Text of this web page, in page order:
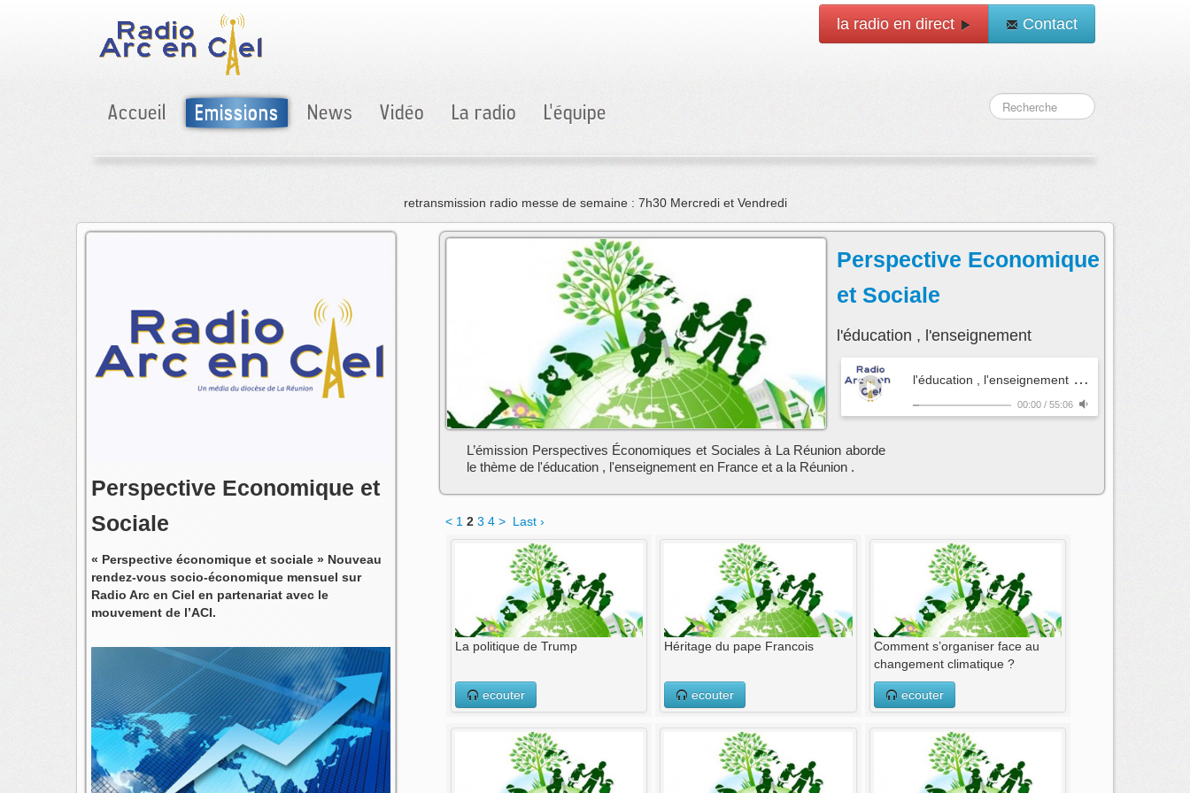
la radio en direct Contact
Accueil Emissions News Vidéo La radio L'équipe
retransmission radio messe de semaine : 7h30 Mercredi et Vendredi
Perspective Economique et
Sociale
« Perspective économique et sociale » Nouveau
rendez-vous socio-économique mensuel sur
Radio Arc en Ciel en partenariat avec le
mouvement de l’ACI.
Perspective Economique
et Sociale
l'éducation , l'enseignement
l'éducation , l'enseignement - Perspective
00:00/ 55:06
L’émission Perspectives Économiques et Sociales à La Réunion aborde
le thème de l'éducation , l'enseignement en France et a la Réunion .
< 1 2 3 4 > Last ›
La politique de Trump
ecouter
Héritage du pape Francois
ecouter
Comment s’organiser face au
changement climatique ?
ecouter